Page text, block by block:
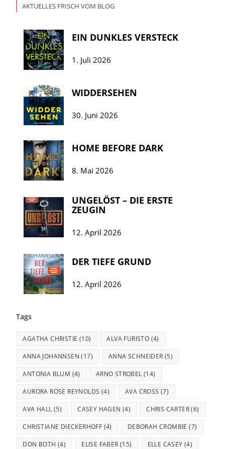
AKTUELLES FRISCH VOM BLOG
EIN DUNKLES VERSTECK
1. Juli 2026
WIDDERSEHEN
30. Juni 2026
HOME BEFORE DARK
8. Mai 2026
UNGELÖST – DIE ERSTE
ZEUGIN
12. April 2026
DER TIEFE GRUND
12. April 2026
Tags
AGATHA CHRISTIE (10) ALVA FURISTO (4)
ANNA JOHANNSEN (17) ANNA SCHNEIDER (5)
ANTONIA BLUM (4) ARNO STROBEL (14)
AURORA ROSE REYNOLDS (4) AVA CROSS (7)
AVA HALL (5) CASEY HAGEN (4) CHRIS CARTER(6)
CHRISTIANE DIECKERHOFF (4) DEBORAH CROMBIE (7)
DON BOTH (4) ELISE FABER (15) ELLE CASEY (4)